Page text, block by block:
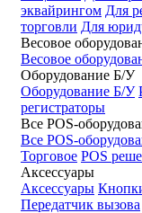
эквайрингом Для
торговли Для
Весовое
Весовое
Оборудование Б/У
Оборудование Б/У
регистраторы
Все POS-
Все POS-
Торговое POS
Аксессуары
Аксессуары
Передатчик вызова